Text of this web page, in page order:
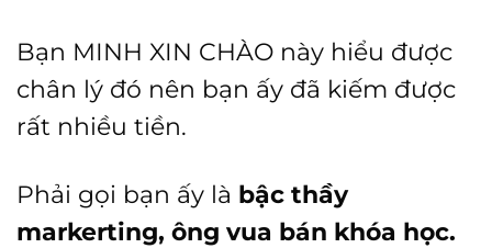
Bạn MINH XIN CHÀO này hiểu được
chân lý đó nên bạn ấy đã kiếm được
rất nhiều tiền.
Phải gọi bạn ấy là bậc thầy
markerting, ông vua bán khóa học.